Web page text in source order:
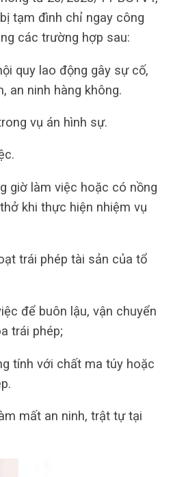
tạm đình chỉ ngay công
các trường hợp sau:
quy lao động gây sự cố,
an ninh hàng không.
vụ án hình sự.
giờ làm việc hoặc có nồng
khi thực hiện nhiệm vụ
trái phép tài sản của tổ
để buôn lậu, vận chuyển
trái phép;
tính với chất ma túy hoặc
mất an ninh, trật tự tại